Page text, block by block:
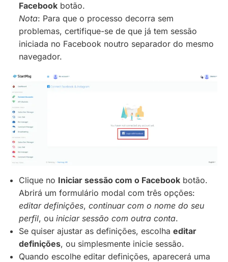
Facebook botão.
Nota: Para que o processo decorra sem
problemas, certifique-se de que já tem sessão
iniciada no Facebook noutro separador do mesmo
navegador.
Clique no Iniciar sessão com o Facebook botão.
Abrirá um formulário modal com três opções:
editar definições,continuar com o nome do seu
perfil, ouiniciar sessão com outra conta.
Se quiser ajustar as definições, escolhaeditar
definições, ou simplesmente inicie sessão.
Quando escolhe editar definições, aparecerá uma